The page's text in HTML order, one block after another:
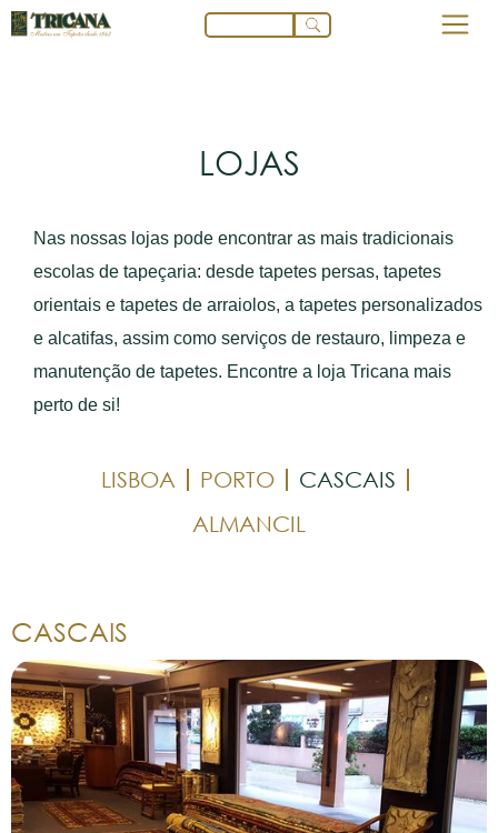
LOJAS
Nas nossas lojas pode encontrar as mais tradicionais
escolas de tapeçaria: desde tapetes persas, tapetes
orientais e tapetes de arraiolos, a tapetes personalizados
e alcatifas, assim como serviços de restauro, limpeza e
manutenção de tapetes. Encontre a loja Tricana mais
perto de si!
LISBOA PORTO
CASCAIS
ALMANCIL
CASCAIS